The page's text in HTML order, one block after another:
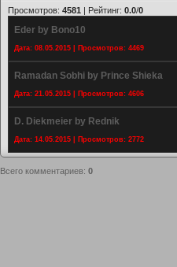
Просмотров: 4581 | Рейтинг: 0.0/0
Eder by Bono10
Дата: 08.05.2015 | Просмотров: 4469
Ramadan Sobhi by Prince Shieka
Дата: 21.05.2015 | Просмотров: 4606
D. Diekmeier by Rednik
Дата: 14.05.2015 | Просмотров: 2772
Всего комментариев: 0